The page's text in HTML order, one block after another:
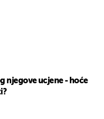
njegove ucjene - hoće